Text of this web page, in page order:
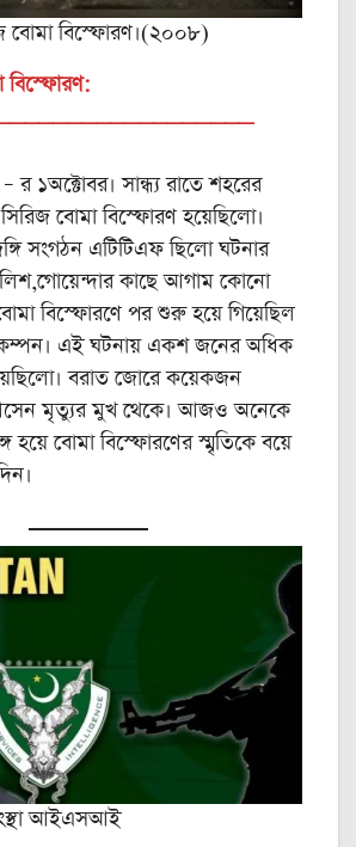
বোমা বিস্ফোরণ।(২০০৮)
সান্ধ্য রাতে শহরের
বোমা বিস্ফোরণ হয়েছিলো।
সংগঠন এটিটিএফ ছিলো ঘটনার
কাছে আগাম কোনো
বিস্ফোরণে পর শুরু হয়ে গিয়েছিল
কম্পন। এই ঘটনায় একশ জনের অধিক
বরাত জোরে কয়েকজন
মৃত্যুর মুখ থেকে। আজও অনেকে
হয়ে বোমা বিস্ফোরণের স্মৃতিকে বয়ে
আইএসআই